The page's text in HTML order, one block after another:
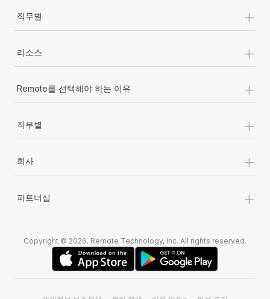
직무별 +
리소스 +
Remote를 선택해야 하는 이유 +
직무별 +
회사 +
파트너십 +
Copyright © 2026. Remote Technology, Inc. All rights reserved.